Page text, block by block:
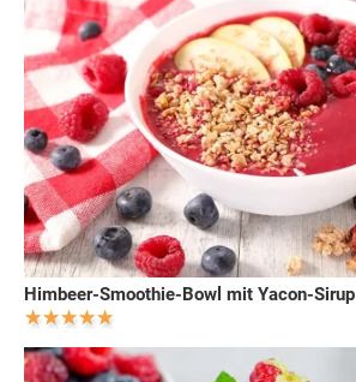
Himbeer-Smoothie-Bowl mit Yacon-Sirup